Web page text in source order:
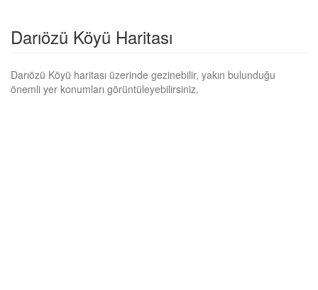
Darıözü Köyü Haritası
Darıözü Köyü haritası üzerinde gezinebilir, yakın bulunduğu
önemli yer konumları görüntüleyebilirsiniz.